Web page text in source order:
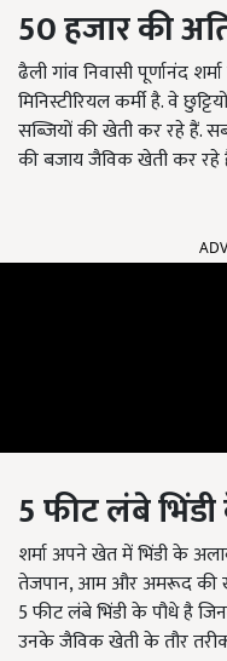
50हजारकी
ढैली गांव निवासी पूर्णानंद
मिनिस्टीरियल कर्मी है. वे
सब्जियों की खेती कर रहे हैं.
की बजाय जैविक खेती कर रहे
5फीटलंबेभिंडी
शर्मा अपने खेत में भिंडी के
तेजपान, आम और अमरूद की
5 फीट लंबे भिंडी के पौधे है
उनके जैविक खेती के तौर